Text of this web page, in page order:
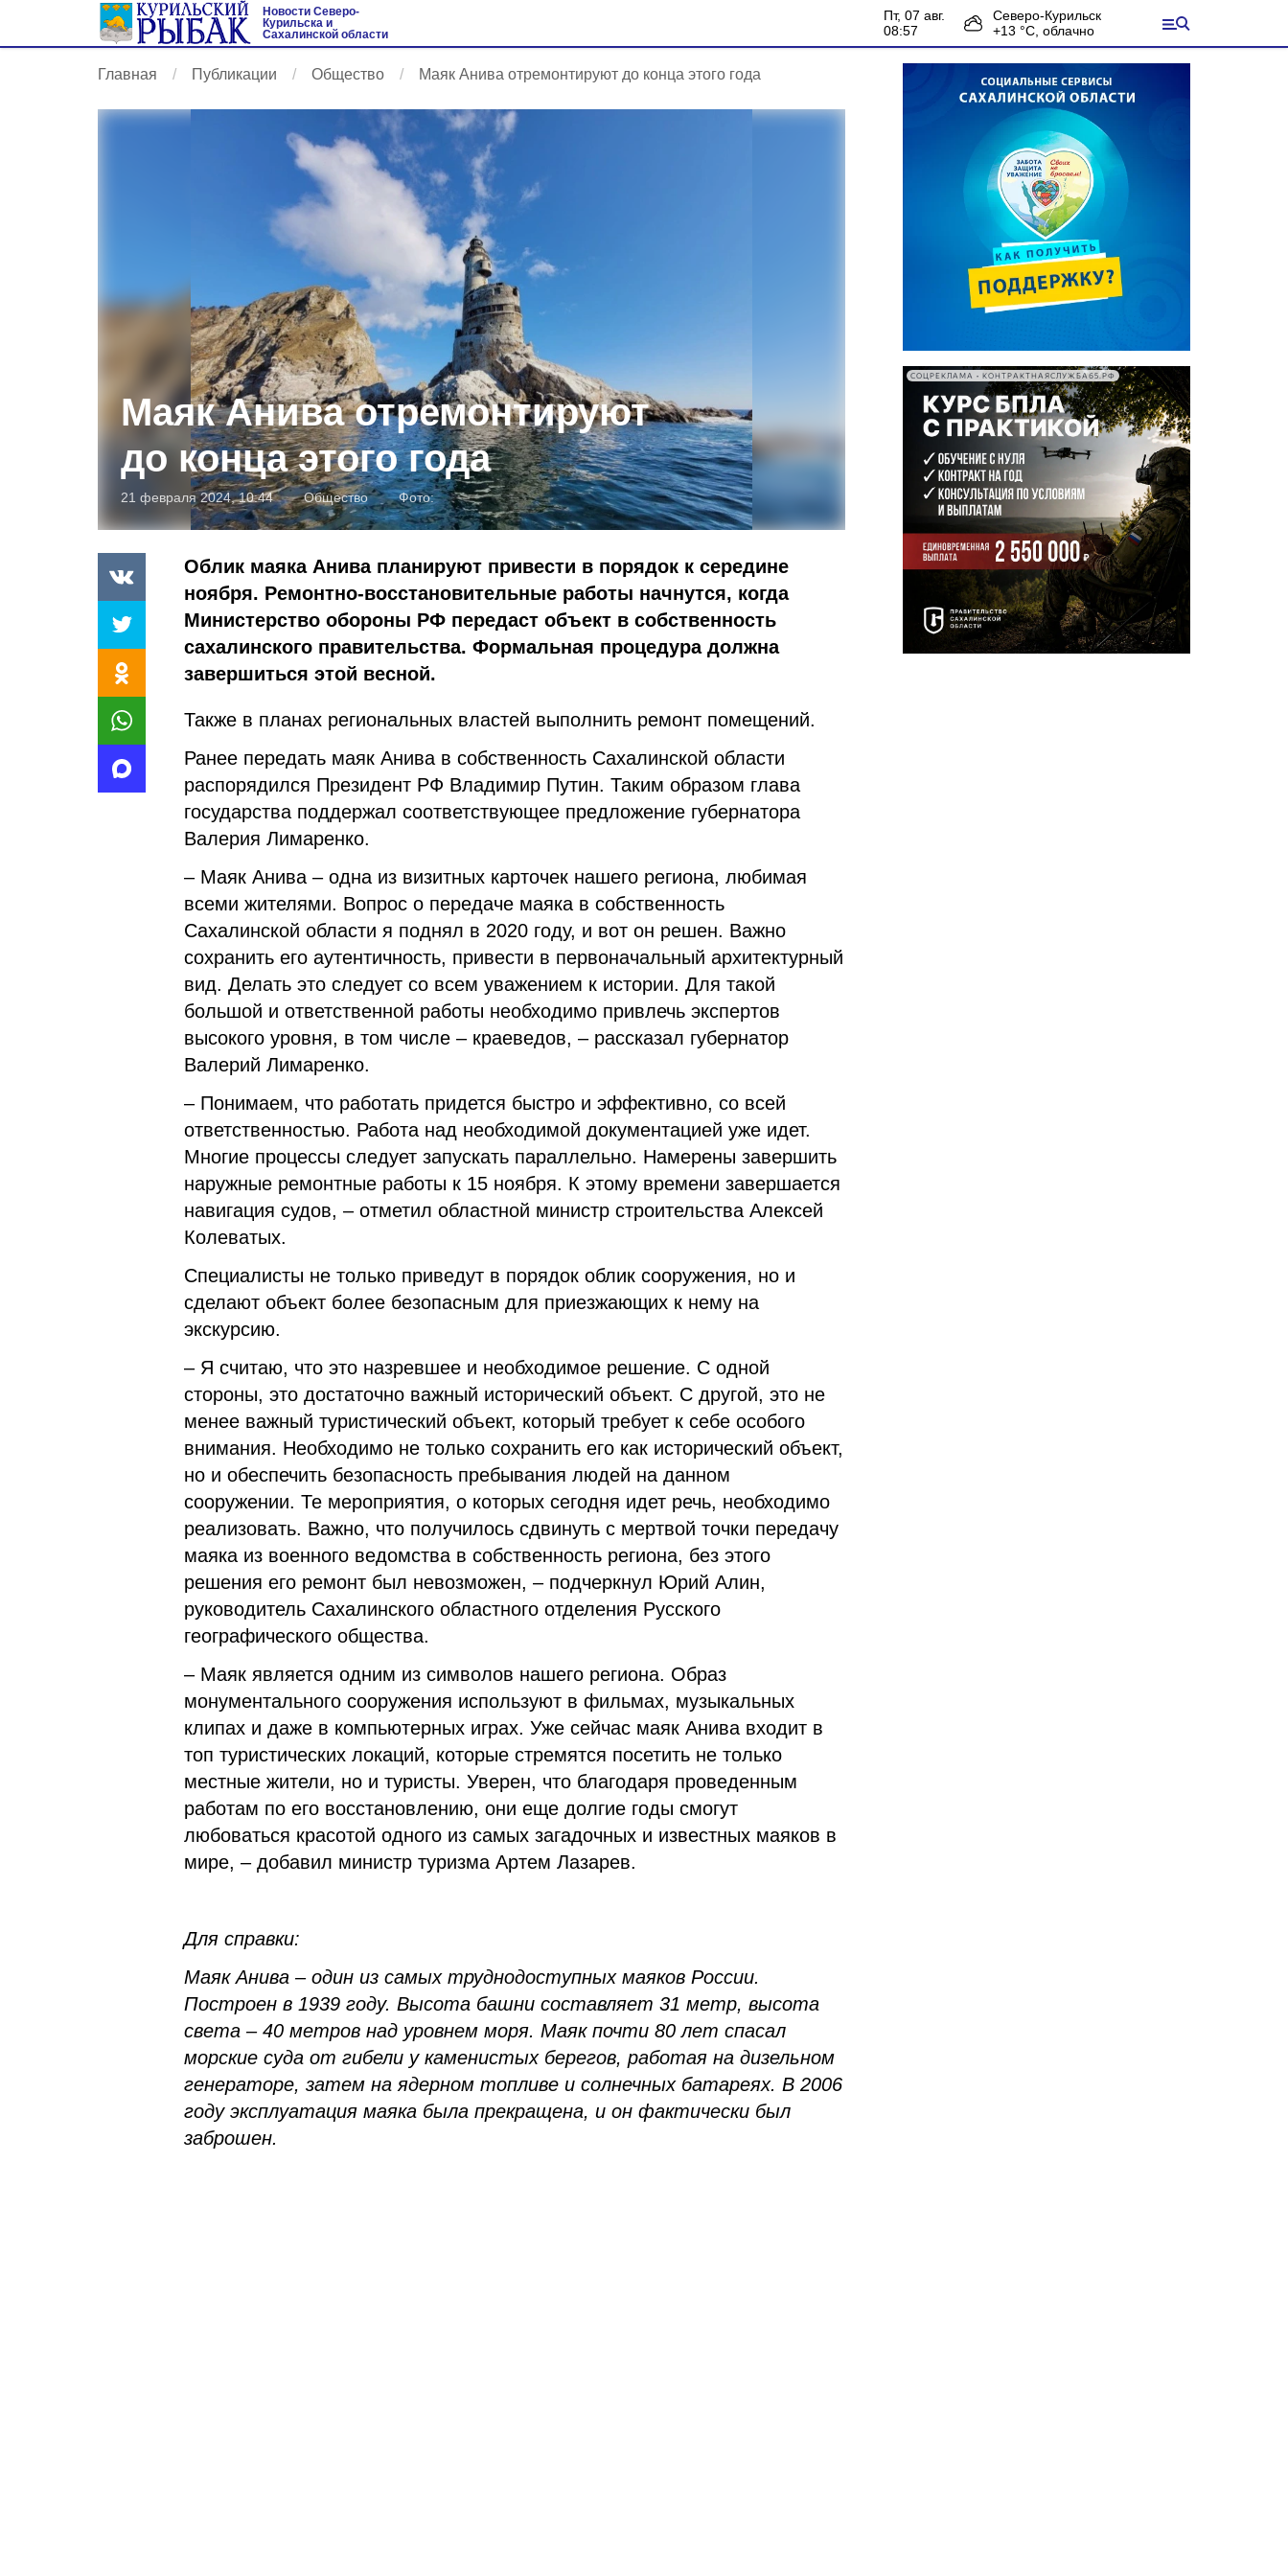
Новости Северо-
Курильска и
Сахалинской области
пт, 07 авг.
08:57
Северо-Курильск
+13 °С, облачно
Главная Публикации Общество Маяк Анива отремонтируют до конца этого года
Маяк Анива отремонтируют
до конца этого года
21 февраля 2024, 10:44 Общество Фото:
Облик маяка Анива планируют привести в порядок к середине
ноября. Ремонтно-восстановительные работы начнутся, когда
Министерство обороны РФ передаст объект в собственность
сахалинского правительства. Формальная процедура должна
завершиться этой весной.
Также в планах региональных властей выполнить ремонт помещений.
Ранее передать маяк Анива в собственность Сахалинской области
распорядился Президент РФ Владимир Путин. Таким образом глава
государства поддержал соответствующее предложение губернатора
Валерия Лимаренко.
– Маяк Анива – одна из визитных карточек нашего региона, любимая
всеми жителями. Вопрос о передаче маяка в собственность
Сахалинской области я поднял в 2020 году, и вот он решен. Важно
сохранить его аутентичность, привести в первоначальный архитектурный
вид. Делать это следует со всем уважением к истории. Для такой
большой и ответственной работы необходимо привлечь экспертов
высокого уровня, в том числе – краеведов, – рассказал губернатор
Валерий Лимаренко.
– Понимаем, что работать придется быстро и эффективно, со всей
ответственностью. Работа над необходимой документацией уже идет.
Многие процессы следует запускать параллельно. Намерены завершить
наружные ремонтные работы к 15 ноября. К этому времени завершается
навигация судов, – отметил областной министр строительства Алексей
Колеватых.
Специалисты не только приведут в порядок облик сооружения, но и
сделают объект более безопасным для приезжающих к нему на
экскурсию.
– Я считаю, что это назревшее и необходимое решение. С одной
стороны, это достаточно важный исторический объект. С другой, это не
менее важный туристический объект, который требует к себе особого
внимания. Необходимо не только сохранить его как исторический объект,
но и обеспечить безопасность пребывания людей на данном
сооружении. Те мероприятия, о которых сегодня идет речь, необходимо
реализовать. Важно, что получилось сдвинуть с мертвой точки передачу
маяка из военного ведомства в собственность региона, без этого
решения его ремонт был невозможен, – подчеркнул Юрий Алин,
руководитель Сахалинского областного отделения Русского
географического общества.
– Маяк является одним из символов нашего региона. Образ
монументального сооружения используют в фильмах, музыкальных
клипах и даже в компьютерных играх. Уже сейчас маяк Анива входит в
топ туристических локаций, которые стремятся посетить не только
местные жители, но и туристы. Уверен, что благодаря проведенным
работам по его восстановлению, они еще долгие годы смогут
любоваться красотой одного из самых загадочных и известных маяков в
мире, – добавил министр туризма Артем Лазарев.
Для справки:
Маяк Анива – один из самых труднодоступных маяков России.
Построен в 1939 году. Высота башни составляет 31 метр, высота
света – 40 метров над уровнем моря. Маяк почти 80 лет спасал
морские суда от гибели у каменистых берегов, работая на дизельном
генераторе, затем на ядерном топливе и солнечных батареях. В 2006
году эксплуатация маяка была прекращена, и он фактически был
заброшен.
СОЦРЕКЛАМА • КОНТРАКТНАЯСЛУЖБА65.РФ